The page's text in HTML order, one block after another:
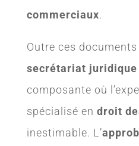
commerciaux.
Outre ces
secrétariat juridique
composante où
spécialisé en droit
inestimable. L’